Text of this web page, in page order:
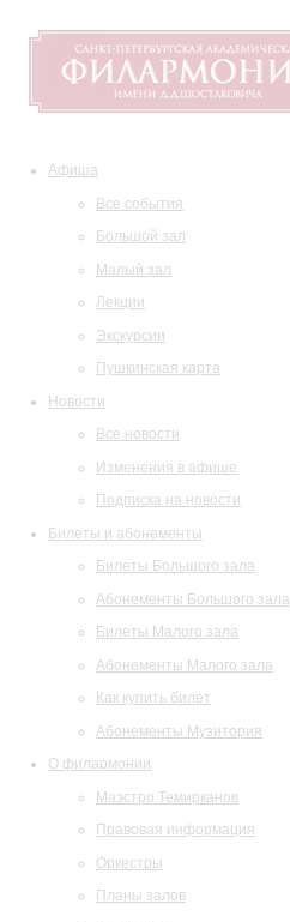
Афиша
Все события
Большой зал
Малый зал
Лекции
Экскурсии
Пушкинская карта
Новости
Все новости
Изменения в афише
Подписка на новости
Билеты и абонементы
Билеты Большого зала
Абонементы Большого зала
Билеты Малого зала
Абонементы Малого зала
Как купить билет
Абонементы Музитория
О филармонии
Маэстро Темирканов
Правовая информация
Оркестры
Планы залов